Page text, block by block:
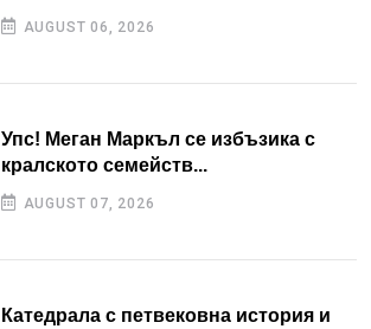
AUGUST 06, 2026
Упс! Меган Маркъл се избъзика с
кралското семейств...
AUGUST 07, 2026
Катедрала с петвековна история и